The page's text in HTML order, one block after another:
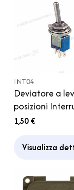
INT04
Deviatore a
posizioni
1,50 €
Visualizza